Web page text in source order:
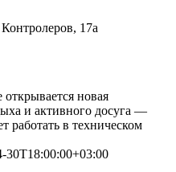
17а
открывается новая
и активного досуга —
работать в техническом
30T18:00:00+03:00